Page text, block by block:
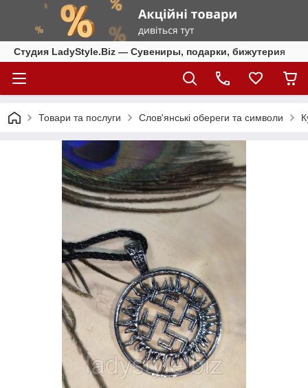
Студия LadyStyle.Biz — Сувениры, подарки, бижутерия
Товари та послуги Слов'янські обереги та символи